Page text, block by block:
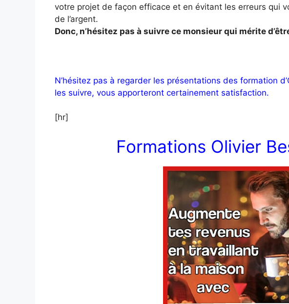
votre projet de façon efficace et en évitant les erreurs qui
de l’argent.
Donc, n’hésitez pas à suivre ce monsieur qui mérite
N’hésitez pas à regarder les présentations des formation
les suivre, vous apporteront certainement satisfaction.
[hr]
Formations Olivier